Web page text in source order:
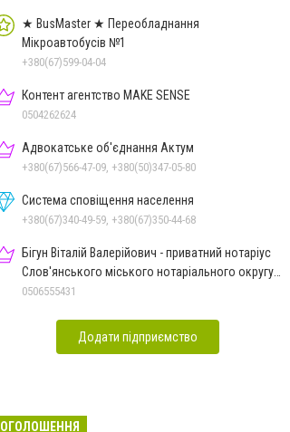
★ BusMaster ★ Переобладнання
Мікроавтобусів №1
+380(67)599-04-04
Контент агентство MAKE SENSE
0504262624
Адвокатське об'єднання Актум
+380(67)566-47-09, +380(50)347-05-80
Система сповіщення населення
+380(67)340-49-59, +380(67)350-44-68
Бігун Віталій Валерійович - приватний нотаріус
Слов'янського міського нотаріального округу
Дон.обл.
0506555431
Додати підприємство
ОГОЛОШЕННЯ